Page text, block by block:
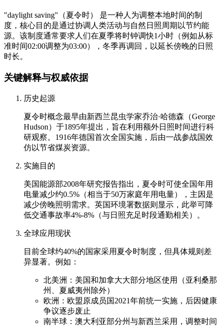
"daylight saving"（夏令时） 是一种人为调整本地时间的制
度，核心目的是通过协调人类活动与自然日照周期以节约能
源。该制度通常要求人们在夏季将时钟调快1小时（例如从标
准时间02:00调整为03:00），冬季再调回，以延长傍晚的日照
时长。
关键解释与权威依据
历史起源
夏令时概念最早由新西兰昆虫学家乔治·哈德森（George
Hudson）于1895年提出，旨在利用额外日照时间进行科
研观察。1916年德国首次全国实施，后由一战参战国效
仿以节省煤炭资源。
实施目的
美国能源部2008年研究报告指出，夏令时可使全国年用
电量减少约0.5%（相当于50万家庭年用电量），主因是
减少傍晚照明需求。英国环境署数据则显示，此举可降
低交通事故率4%-8%（与日照充足时段通勤相关）。
全球应用现状
目前全球约40%的国家采用夏令时制度，但具体规则差
异显著。例如：
北美洲：美国和加拿大大部分地区使用（亚利桑那
州、夏威夷州除外）
欧洲：欧盟原成员国2021年前统一实施，后因健康
争议逐步废止
南半球：澳大利亚部分州与新西兰采用，调整时间